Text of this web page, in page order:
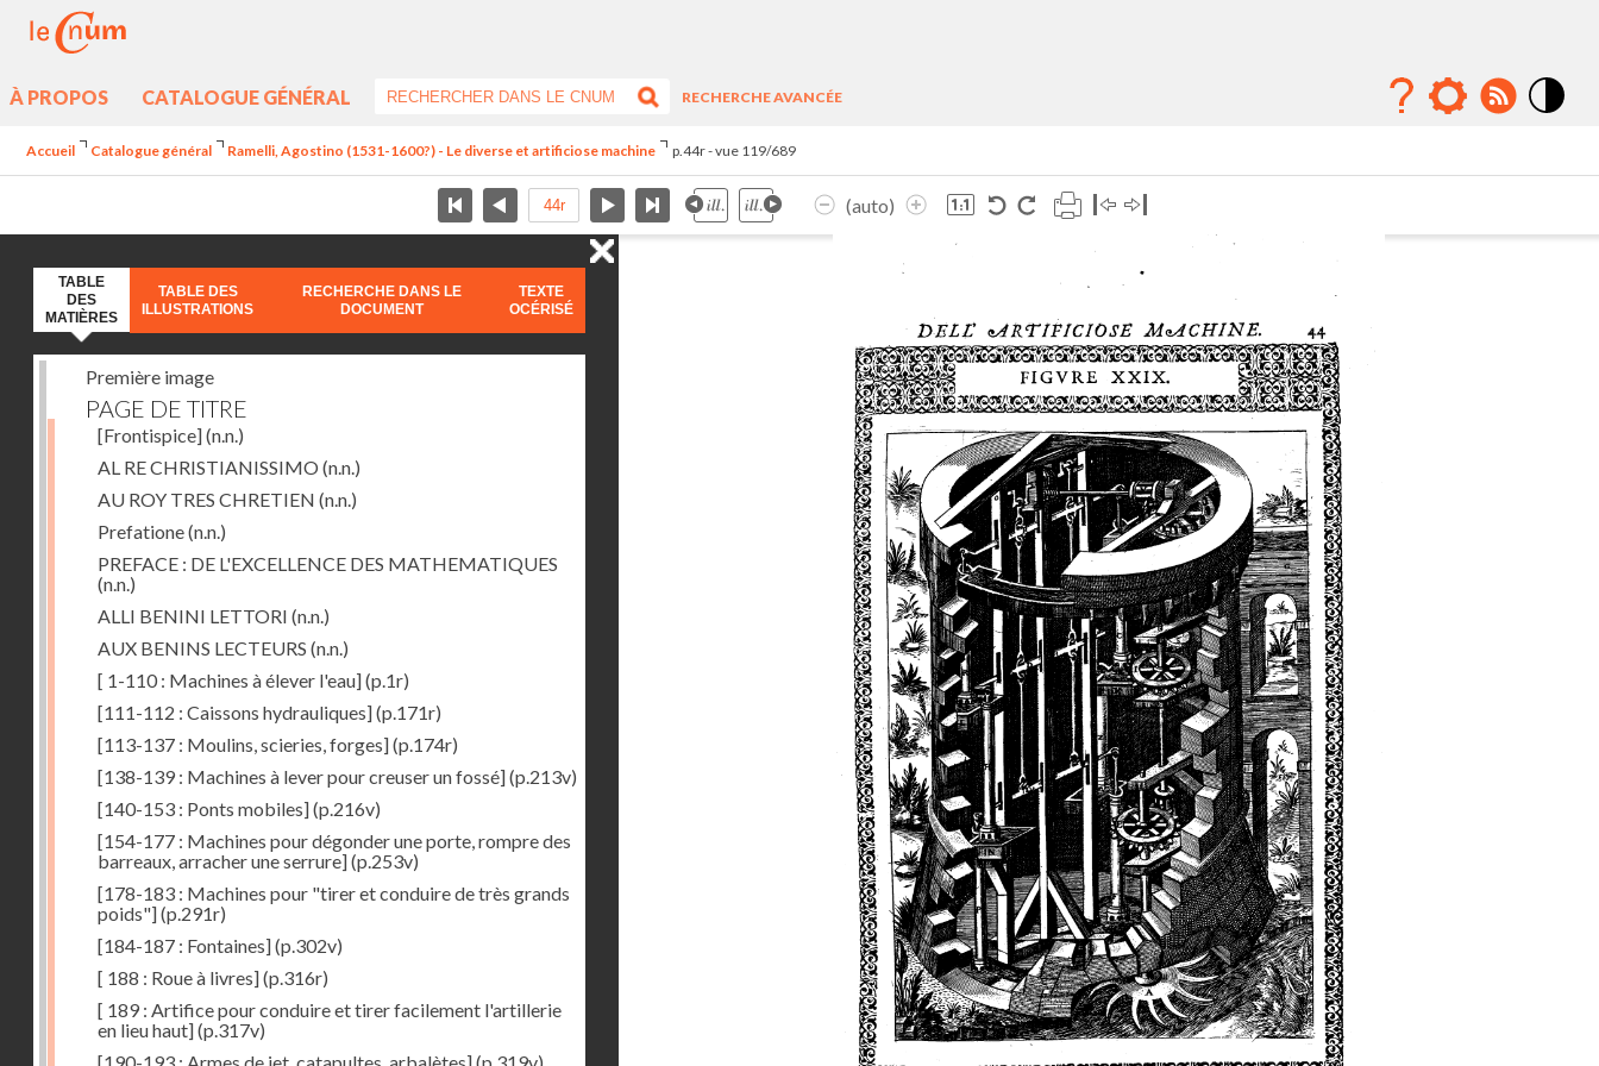
À PROPOS CATALOGUE GÉNÉRAL
RECHERCHE AVANCÉE
Accueil Catalogue général Ramelli, Agostino (1531-1600?) - Le diverse et artificiose machine p.44r - vue 119/689
(auto)
TABLE
DES
MATIÈRES
TABLE DES
ILLUSTRATIONS
RECHERCHE DANS LE
DOCUMENT
TEXTE
OCÉRISÉ
Première image
PAGE DE TITRE
[Frontispice](n.n.)
AL RE CHRISTIANISSIMO (n.n.)
AU ROY TRES CHRETIEN (n.n.)
Prefatione(n.n.)
PREFACE : DE L'EXCELLENCE DES MATHEMATIQUES
(n.n.)
ALLI BENINI LETTORI (n.n.)
AUX BENINS LECTEURS (n.n.)
[ 1-110 : Machines à élever l'eau](p.1r)
[111-112 : Caissons hydrauliques](p.171r)
[113-137 : Moulins, scieries, forges](p.174r)
[138-139 : Machines à lever pour creuser un fossé](p.213v)
[140-153 : Ponts mobiles](p.216v)
[154-177 : Machines pour dégonder une porte, rompre des
barreaux, arracher une serrure](p.253v)
[178-183 : Machines pour "tirer et conduire de très grands
poids"](p.291r)
[184-187 : Fontaines](p.302v)
[ 188 : Roue à livres](p.316r)
[ 189 : Artifice pour conduire et tirer facilement l'artillerie
en lieu haut](p.317v)